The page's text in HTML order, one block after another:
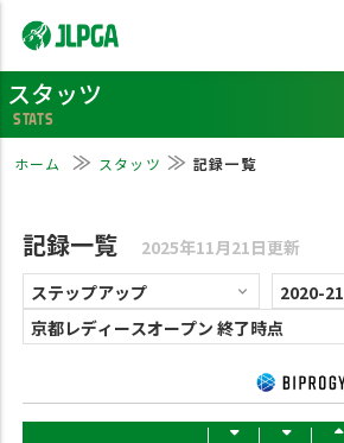
スタッツ
STATS
ホーム スタッツ 記録一覧
記録一覧 2025年11月21日更新